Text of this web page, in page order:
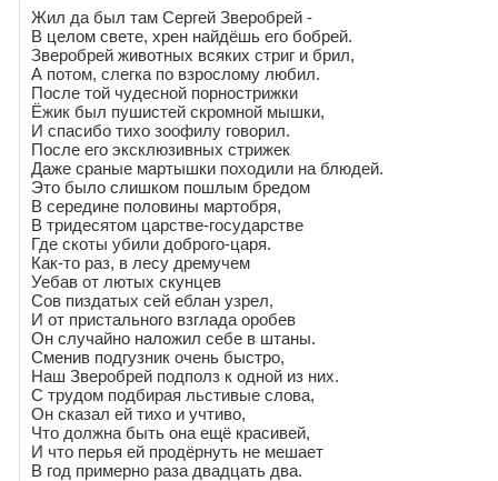
Жил да был там Сергей Зверобрей -
В целом свете, хрен найдёшь его бобрей.
Зверобрей животных всяких стриг и брил,
А потом, слегка по взрослому любил.
После той чудесной порнострижки
Ёжик был пушистей скромной мышки,
И спасибо тихо зоофилу говорил.
После его эксклюзивных стрижек
Даже сраные мартышки походили на блюдей.
Это было слишком пошлым бредом
В середине половины мартобря,
В тридесятом царстве-государстве
Где скоты убили доброго-царя.
Как-то раз, в лесу дремучем
Уебав от лютых скунцев
Сов пиздатых сей еблан узрел,
И от пристального взглада оробев
Он случайно наложил себе в штаны.
Сменив подгузник очень быстро,
Наш Зверобрей подполз к одной из них.
С трудом подбирая льстивые слова,
Он сказал ей тихо и учтиво,
Что должна быть она ещё красивей,
И что перья ей продёрнуть не мешает
В год примерно раза двадцать два.